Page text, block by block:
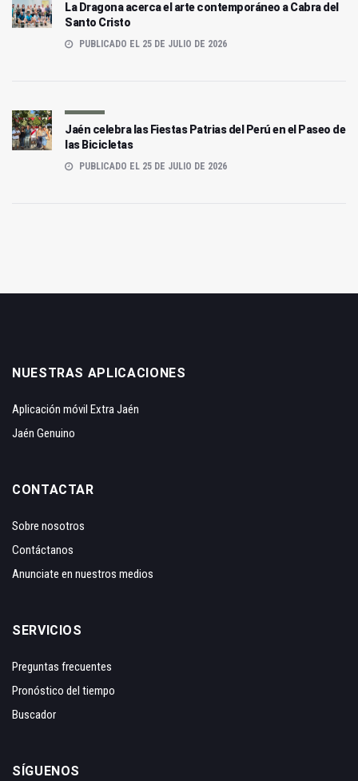
La Dragona acerca el arte contemporáneo a Cabra del
Santo Cristo
PUBLICADO EL 25 DE JULIO DE 2026
Jaén celebra las Fiestas Patrias del Perú en el Paseo de
las Bicicletas
PUBLICADO EL 25 DE JULIO DE 2026
NUESTRAS APLICACIONES
Aplicación móvil Extra Jaén
Jaén Genuino
CONTACTAR
Sobre nosotros
Contáctanos
Anunciate en nuestros medios
SERVICIOS
Preguntas frecuentes
Pronóstico del tiempo
Buscador
SÍGUENOS